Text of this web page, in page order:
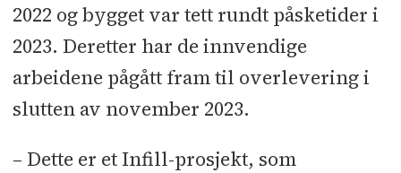
2022 og bygget var tett rundt påsketider i
2023. Deretter har de innvendige
arbeidene pågått fram til overlevering i
slutten av november 2023.
– Dette er et Infill-prosjekt, som